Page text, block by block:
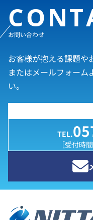
お問い合わせ
お客様が抱える課題や
またはメールフォーム
い。
TEL.
［受付時